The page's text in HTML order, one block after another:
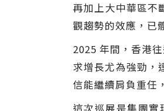
再加上大中華區不
觀趨勢的效應，已
2025 年間，香港
求增長尤為強勁
信能繼續肩負重任
這次巡展是集團實